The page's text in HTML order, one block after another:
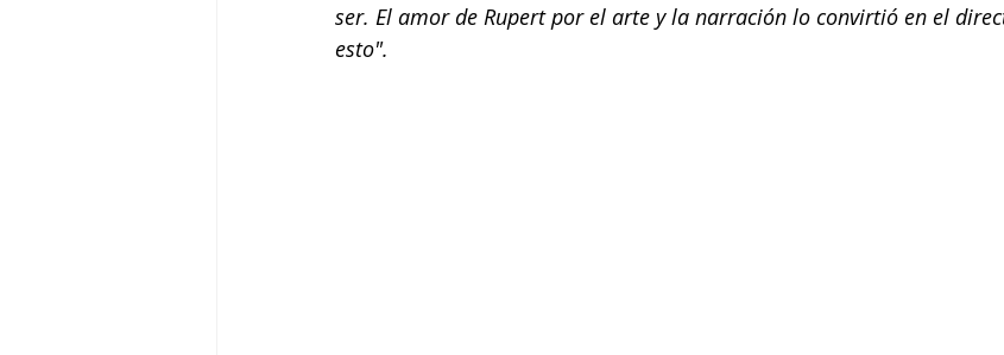
ser. El amor de Rupert por el arte y la narración lo convirtió en el
esto".